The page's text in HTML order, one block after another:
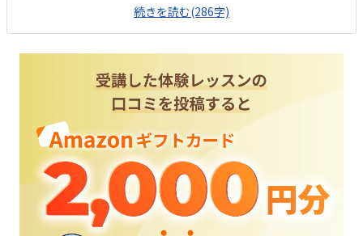
教室内は綺麗でよかった。頑張っている生徒のPRも、刺激になって良い
と思う。机と机の間隔も、個別指導塾の普通の間隔だと思います。値段は
妥当だと思います。もう少し安いとありがたいです。回数を増やすので、
続きを読む(286字)